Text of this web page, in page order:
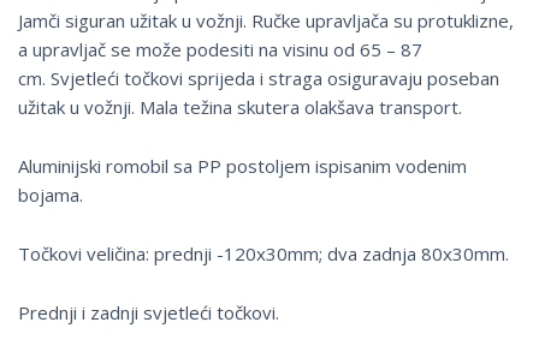
Jamči siguran užitak u vožnji. Ručke upravljača su protuklizne,
a upravljač se može podesiti na visinu od 65 – 87
cm. Svjetleći točkovi sprijeda i straga osiguravaju poseban
užitak u vožnji. Mala težina skutera olakšava transport.
Aluminijski romobil sa PP postoljem ispisanim vodenim
bojama.
Točkovi veličina: prednji -120x30mm; dva zadnja 80x30mm.
Prednji i zadnji svjetleći točkovi.